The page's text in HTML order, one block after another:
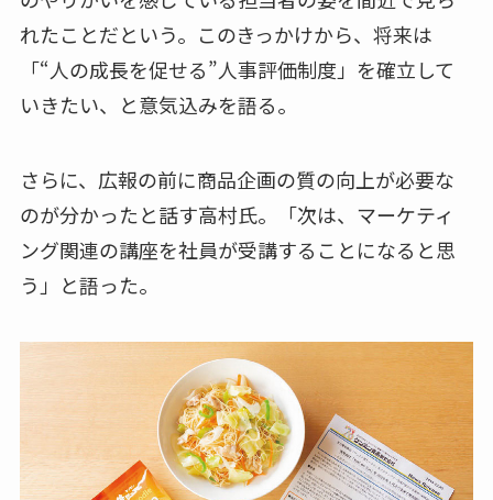
れたことだという。このきっかけから、将来は
「“人の成長を促せる”人事評価制度」を確立して
いきたい、と意気込みを語る。
さらに、広報の前に商品企画の質の向上が必要な
のが分かったと話す高村氏。「次は、マーケティ
ング関連の講座を社員が受講することになると思
う」と語った。